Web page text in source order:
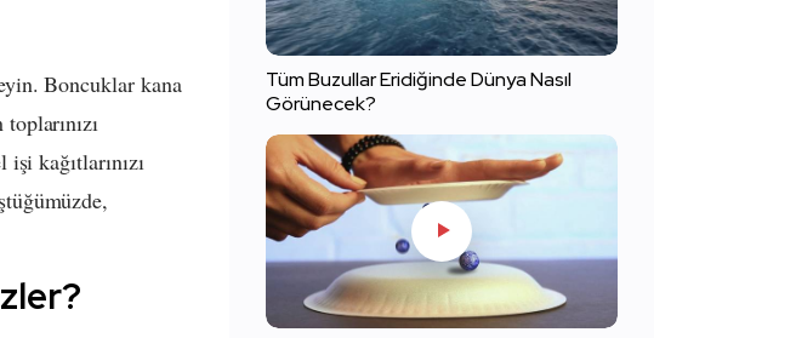
Boncuklar kana
kağıtlarınızı
Tüm Buzullar Eridiğinde Dünya Nasıl
Görünecek?